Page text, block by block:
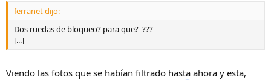
ferranet dijo:
Dos ruedas de bloqueo? para que? ???
[...]
Viendo las fotos que se habían filtrado hasta ahora y esta,